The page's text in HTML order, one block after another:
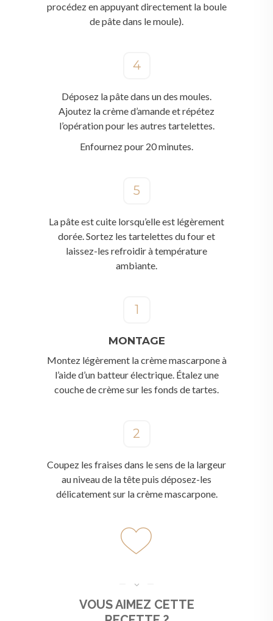
procédez en appuyant directement la boule
de pâte dans le moule).
4
Déposez la pâte dans un des moules.
Ajoutez la crème d’amande et répétez
l’opération pour les autres tartelettes.
Enfournez pour 20 minutes.
5
La pâte est cuite lorsqu’elle est légèrement
dorée. Sortez les tartelettes du four et
laissez-les refroidir à température
ambiante.
1
MONTAGE
Montez légèrement la crème mascarpone à
l’aide d’un batteur électrique. Étalez une
couche de crème sur les fonds de tartes.
2
Coupez les fraises dans le sens de la largeur
au niveau de la tête puis déposez-les
délicatement sur la crème mascarpone.
VOUS AIMEZ CETTE